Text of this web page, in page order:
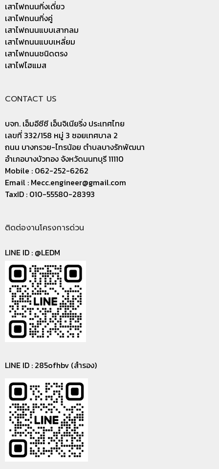
เสาไฟถนนกิ่งเดี่ยว
เสาไฟถนนกิ่งคู่
เสาไฟถนนแบบเสากลม
เสาไฟถนนแบบเหลี่ยม
เสาไฟถนนชนิดตรง
เสาไฟไฮแมส
CONTACT US
บจก. เอ็มอีซีซี เอ็นจิเนียริ่ง ประเทศไทย
เลขที่ 332/158 หมู่ 3 ซอยเทศบาล 2
ถนน บางกรวย-ไทรน้อย ตำบลบางรักพัฒนา
อำเภอบางบัวทอง จังหวัดนนทบุรี 11110
Mobile : 062-252-6262
Email : Mecc.engineer@gmail.com
TaxID : 010-55580-28393
ติดต่องานโครงการด่วน
LINE ID : @LEDM
LINE ID : 285ofhbv (สำรอง)